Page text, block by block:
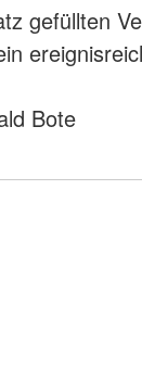
gefüllten
Bote